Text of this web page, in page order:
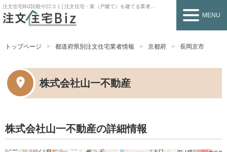
注文住宅BIZ比較や口コミ│注文住宅・家（戸建て）を建てる業者を探すなら
MENU
トップページ 都道府県別注文住宅業者情報 京都府 長岡京市
株式会社山一不動産
株式会社山一不動産の詳細情報